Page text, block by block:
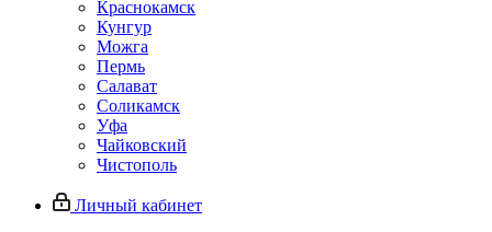
Краснокамск
Кунгур
Можга
Пермь
Салават
Соликамск
Уфа
Чайковский
Чистополь
Личный кабинет